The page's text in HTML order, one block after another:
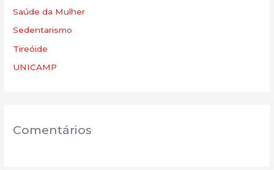
Saúde da Mulher
Sedentarismo
Tireóide
UNICAMP
Comentários